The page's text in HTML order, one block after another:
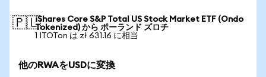
🇵🇱iShares Core S&P Total US Stock Market ETF (Ondo
Tokenized) から ポーランド ズロチ
1 ITOTon は zł 631.16 に相当
他のRWAをUSDに変換